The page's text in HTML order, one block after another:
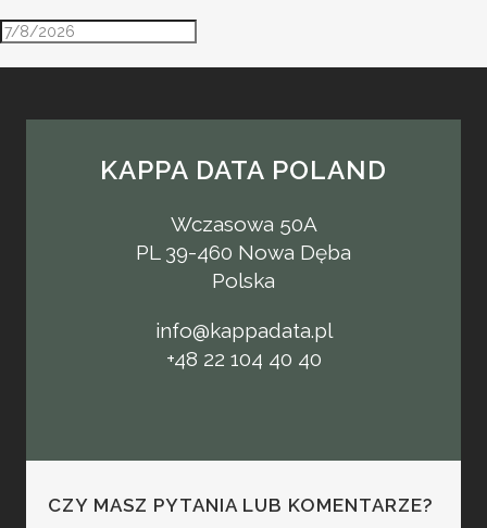
KAPPA DATA POLAND
Wczasowa 50A
PL 39-460 Nowa Dęba
Polska
info@kappadata.pl
+48 22 104 40 40
CZY MASZ PYTANIA LUB KOMENTARZE?